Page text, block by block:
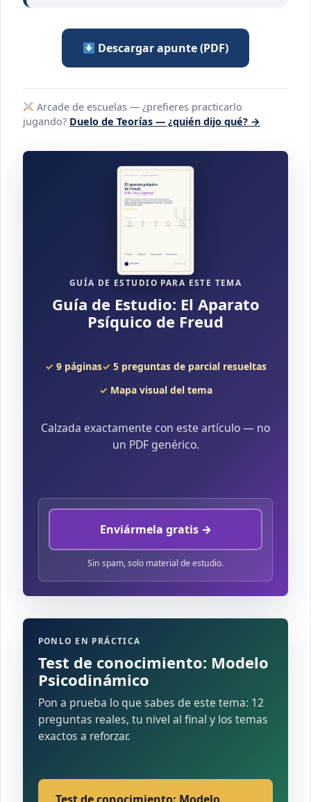
Descargar apunte (PDF)
Arcade de escuelas — ¿prefieres practicarlo
jugando? Duelo de Teorías — ¿quién dijo qué? →
GUÍA DE ESTUDIO PARA ESTE TEMA
Guía de Estudio: El Aparato
Psíquico de Freud
9 páginas
5 preguntas de parcial resueltas
Mapa visual del tema
Calzada exactamente con este artículo — no
un PDF genérico.
Enviármela gratis →
Sin spam, solo material de estudio.
PONLO EN PRÁCTICA
Test de conocimiento: Modelo
Psicodinámico
Pon a prueba lo que sabes de este tema: 12
preguntas reales, tu nivel al final y los temas
exactos a reforzar.